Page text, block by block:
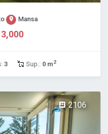
Mansa
3,000
3 Sup.: 0 m2
2106